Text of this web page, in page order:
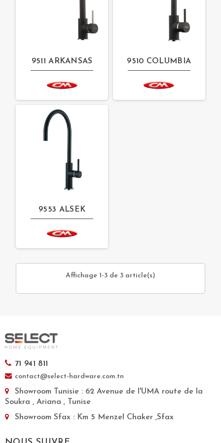
9511 ARKANSAS 9510 COLUMBIA
9553 ALSEK
Affichage 1-3 de 3 article(s)
71 941 811
contact@select-hardware.com.tn
Showroom Tunisie : 62 Avenue de l'UMA route de la
Soukra , Ariana , Tunise
Showroom Sfax : Km 5 Menzel Chaker ,Sfax